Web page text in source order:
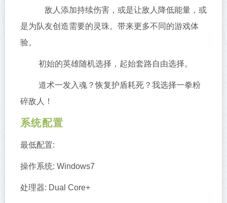
敌人添加持续伤害，或是让敌人降低能量，或
是为队友创造需要的灵珠。带来更多不同的游戏体
验。
初始的英雄随机选择，起始套路自由选择。
道术一发入魂？恢复护盾耗死？我选择一拳粉
碎敌人！
系统配置
最低配置:
操作系统: Windows7
处理器: Dual Core+